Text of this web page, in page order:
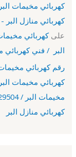
كهربائي منازل البر
على
البر / فني كهربائي
كهربائي مخيمات
كهربائي منازل البر